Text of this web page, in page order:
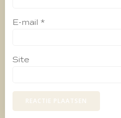
E-mail *
Site